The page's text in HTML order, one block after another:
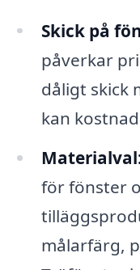
Skick på
påverkar
dåligt skick
kan
för fönster
målarfärg,